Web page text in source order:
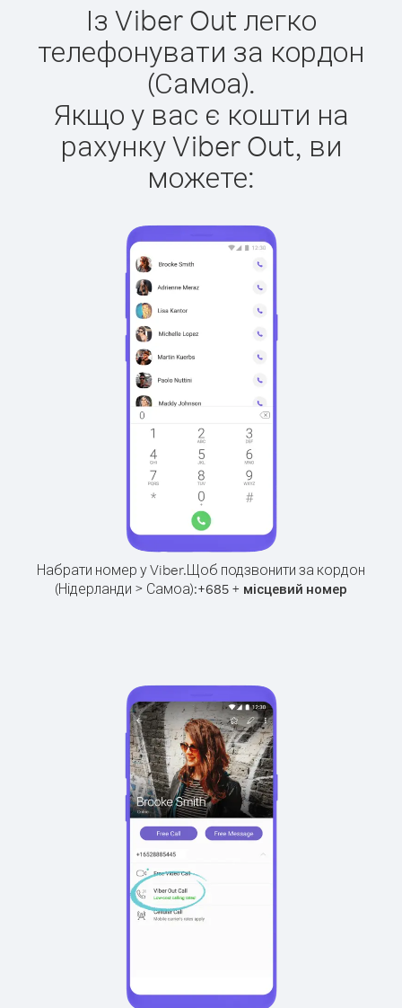
Із Viber Out легко
телефонувати за кордон
(Самоа).
Якщо у вас є кошти на
рахунку Viber Out, ви
можете:
Набрати номер у Viber.Щоб подзвонити за кордон
(Нідерланди > Самоа):+685 + місцевий номер